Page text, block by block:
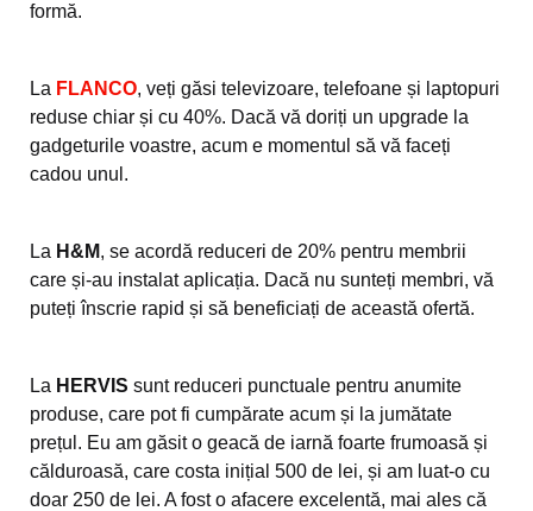
formă.
La FLANCO, veți găsi televizoare, telefoane și laptopuri
reduse chiar și cu 40%. Dacă vă doriți un upgrade la
gadgeturile voastre, acum e momentul să vă faceți
cadou unul.
La H&M, se acordă reduceri de 20% pentru membrii
care și-au instalat aplicația. Dacă nu sunteți membri, vă
puteți înscrie rapid și să beneficiați de această ofertă.
La HERVIS sunt reduceri punctuale pentru anumite
produse, care pot fi cumpărate acum și la jumătate
prețul. Eu am găsit o geacă de iarnă foarte frumoasă și
călduroasă, care costa inițial 500 de lei, și am luat-o cu
doar 250 de lei. A fost o afacere excelentă, mai ales că